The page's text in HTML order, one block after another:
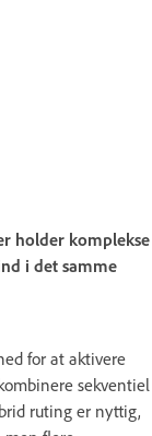
holder komplekse
i det samme
for at aktivere
sekventiel
ruting er nyttig,